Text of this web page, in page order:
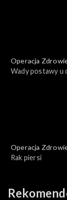
Operacja
Wady postawy u
Operacja
Rak piersi